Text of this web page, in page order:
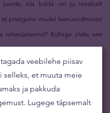
juurde, siis kulda on ju reaalselt
praegune mudel laenuandmisest
Kullaga oleks see
raha väärtuse langust. Ehk teiste
tõus, vaid lihtsalt raha väärtuse
veebilehe piisav
selleks, et muuta meie
ja pakkuda
Lugege täpsemalt